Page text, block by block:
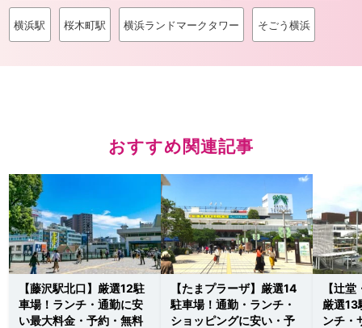
横浜駅 桜木町駅 横浜ランドマークタワー そごう横浜
おすすめ関連記事
【藤沢駅北口】厳選12駐
車場！ランチ・通勤に安
い最大料金・予約・無料
【たまプラーザ】厳選14
駐車場！通勤・ランチ・
ショッピングに安い・予
【辻
厳選13
ンチ・